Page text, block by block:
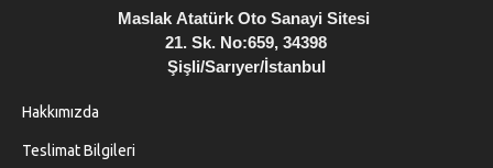
Maslak Atatürk Oto Sanayi Sitesi
21. Sk. No:659, 34398
Şişli/Sarıyer/İstanbul
Hakkımızda
Teslimat Bilgileri